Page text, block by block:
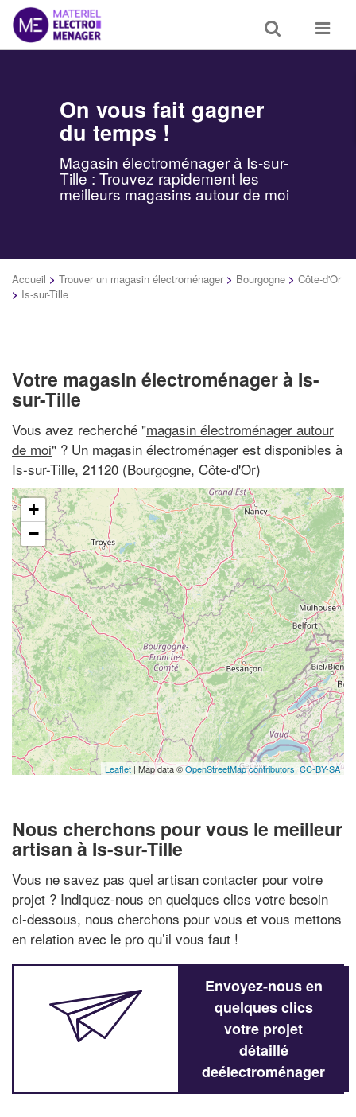
Toggle
search
Toggle
On vous fait gagner
du temps !
Magasin électroménager à Is-sur-
Tille : Trouvez rapidement les
meilleurs magasins autour de moi
Accueil > Trouver un magasin électroménager > Bourgogne > Côte-d'Or
> Is-sur-Tille
Votre magasin électroménager à Is-
sur-Tille
Vous avez recherché "magasin électroménager autour
de moi" ? Un magasin électroménager est disponibles à
Is-sur-Tille, 21120 (Bourgogne, Côte-d'Or)
+
−
Leaflet | Map data ©OpenStreetMap contributors, CC-BY-SA
Nous cherchons pour vous le meilleur
artisan à Is-sur-Tille
Vous ne savez pas quel artisan contacter pour votre
projet ? Indiquez-nous en quelques clics votre besoin
ci-dessous, nous cherchons pour vous et vous mettons
en relation avec le pro qu’il vous faut !
Envoyez-nous en
quelques clics
votre projet
détaillé
deélectroménager